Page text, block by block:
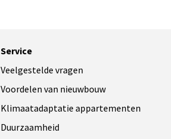
Service
Veelgestelde vragen
Voordelen van nieuwbouw
Klimaatadaptatie appartementen
Duurzaamheid